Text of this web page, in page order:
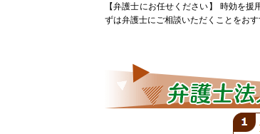
【弁護士にお任せください】
時効を援
ずは弁護士にご相談いただくことをおす